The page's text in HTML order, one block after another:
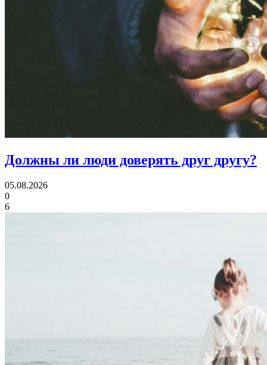
Должны ли люди доверять друг другу?
05.08.2026
0
6